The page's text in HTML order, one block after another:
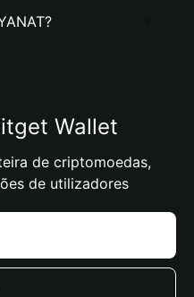
Wallet
de criptomoedas,
de utilizadores